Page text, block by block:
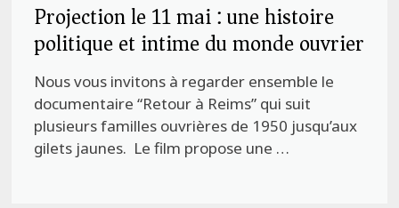
Projection le 11 mai : une histoire
politique et intime du monde ouvrier
Nous vous invitons à regarder ensemble le
documentaire “Retour à Reims” qui suit
plusieurs familles ouvrières de 1950 jusqu’aux
gilets jaunes. Le film propose une …